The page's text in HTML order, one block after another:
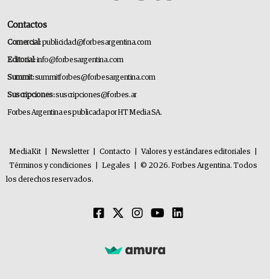
Contactos
Comercial:publicidad@forbesargentina.com
Editorial:info@forbesargentina.com
Summit:summitforbes@forbesargentina.com
Suscripciones:suscripciones@forbes.ar
Forbes Argentina es publicada por HT Media SA.
MediaKit Newsletter Contacto Valores y estándares editoriales
Términos y condiciones
Legales
© 2026. Forbes Argentina. Todos
los derechos reservados.